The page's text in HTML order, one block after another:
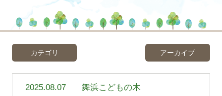
カテゴリ アーカイブ
2025.08.07 舞浜こどもの木